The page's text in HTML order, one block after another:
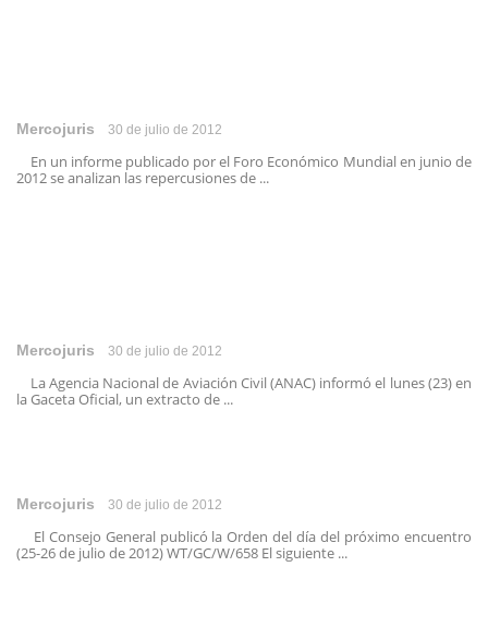
Mercojuris 30 de julio de 2012
En un informe publicado por el Foro Económico Mundial en junio de
2012 se analizan las repercusiones de ...
Mercojuris 30 de julio de 2012
La Agencia Nacional de Aviación Civil (ANAC) informó el lunes (23) en
la Gaceta Oficial, un extracto de ...
Mercojuris 30 de julio de 2012
El Consejo General publicó la Orden del día del próximo encuentro
(25-26 de julio de 2012) WT/GC/W/658 El siguiente ...